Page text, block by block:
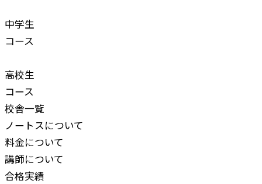
中学生
コース
高校生
コース
校舎一覧
ノートスについて
料金について
講師について
合格実績